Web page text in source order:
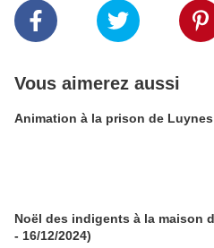
Vous aimerez aussi
Animation à la prison de
Noël des indigents à la maison
- 16/12/2024)